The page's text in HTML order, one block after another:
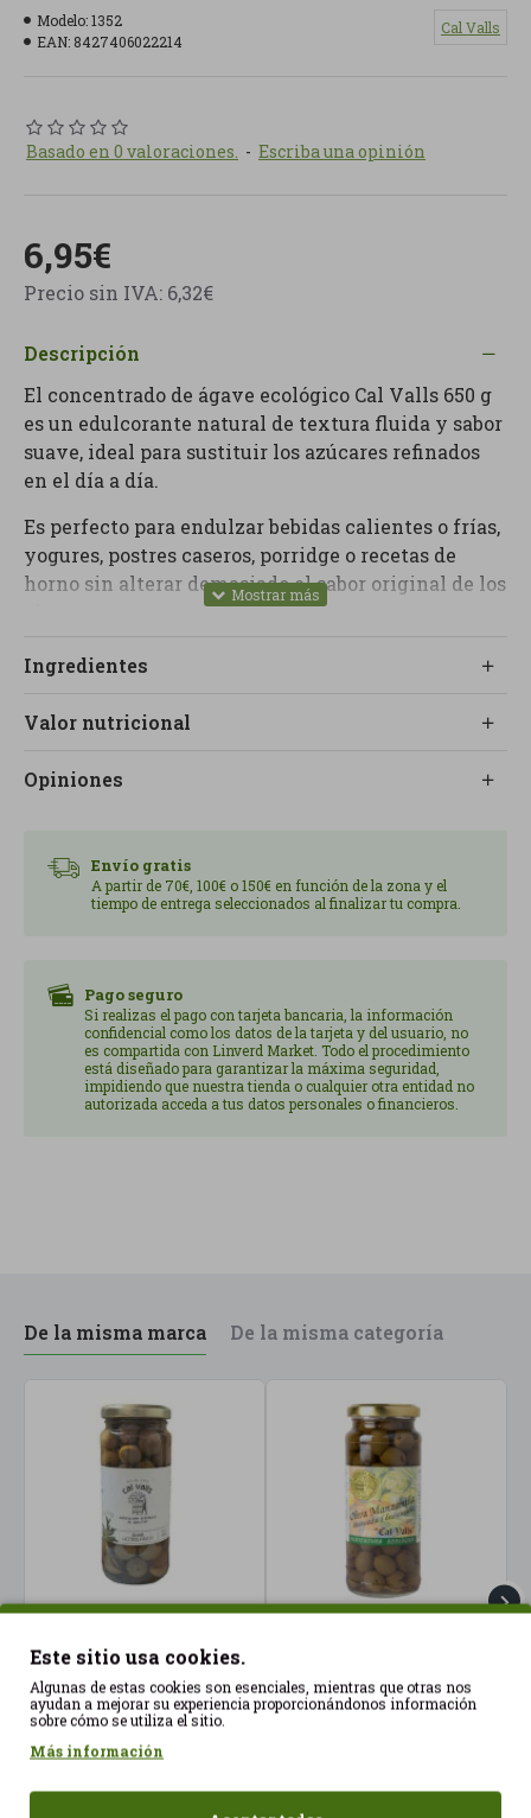
Modelo:1352
EAN: 8427406022214
Cal Valls
Basado en 0 valoraciones. - Escriba una opinión
6,95€
Precio sin IVA: 6,32€
Envío gratis
A partir de 70€, 100€ o 150€ en función de la zona y el
tiempo de entrega seleccionados al finalizar tu compra.
Pago seguro
Si realizas el pago con tarjeta bancaria, la información
confidencial como los datos de la tarjeta y del usuario, no
es compartida con Linverd Market. Todo el procedimiento
está diseñado para garantizar la máxima seguridad,
impidiendo que nuestra tienda o cualquier otra entidad no
autorizada acceda a tus datos personales o financieros.
Descripción
El concentrado de ágave ecológico Cal Valls 650 g
es un edulcorante natural de textura fluida y sabor
suave, ideal para sustituir los azúcares refinados
en el día a día.
Es perfecto para endulzar bebidas calientes o frías,
yogures, postres caseros, porridge o recetas de
horno sin alterar demasiado el sabor original de los
A Linverd le recomendamos como alternativa más
especialmente para quien busca reducir el
dulce.
Ingredientes
Valor nutricional
Opiniones
De la misma marca De la misma categoría
Aceitunas verdes
Hojiblanca 200gr Cal
Valls ECO
3,18€
ECO
Este sitio usa cookies.
Algunas de estas cookies son esenciales, mientras que otras nos
ayudan a mejorar su experiencia proporcionándonos información
sobre cómo se utiliza el sitio.
Más información